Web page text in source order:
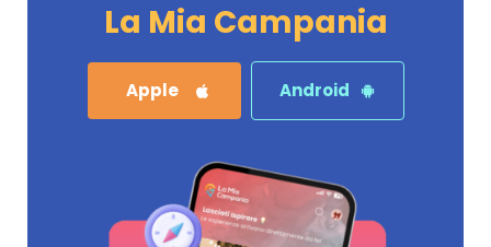
La Mia Campania
Apple Android